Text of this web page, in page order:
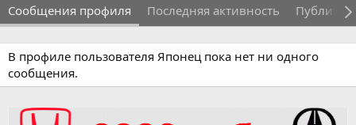
Сообщения профиля Последняя активность
В профиле пользователя Японец пока нет ни одного
сообщения.